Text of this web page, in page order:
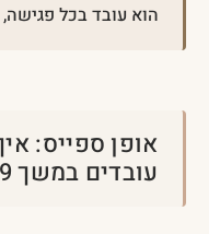
הוא עובד בכל פגישה,
עובדים במשך 9 שעות?